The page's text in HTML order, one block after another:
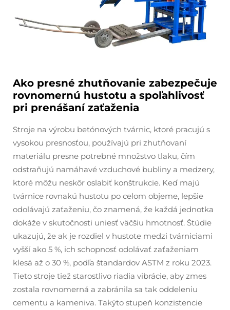
Ako presné zhutňovanie zabezpečuje
rovnomernú hustotu a spoľahlivosť
pri prenášaní zaťaženia
Stroje na výrobu betónových tvárnic, ktoré pracujú s
vysokou presnosťou, používajú pri zhutňovaní
materiálu presne potrebné množstvo tlaku, čím
odstraňujú namáhavé vzduchové bubliny a medzery,
ktoré môžu neskôr oslabiť konštrukcie. Keď majú
tvárnice rovnakú hustotu po celom objeme, lepšie
odolávajú zaťaženiu, čo znamená, že každá jednotka
dokáže v skutočnosti uniesť väčšiu hmotnosť. Štúdie
ukazujú, že ak je rozdiel v hustote medzi tvárniciami
vyšší ako 5 %, ich schopnosť odolávať zaťaženiam
klesá až o 30 %, podľa štandardov ASTM z roku 2023.
Tieto stroje tiež starostlivo riadia vibrácie, aby zmes
zostala rovnomerná a zabránila sa tak oddeleniu
cementu a kameniva. Takýto stupeň konzistencie